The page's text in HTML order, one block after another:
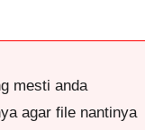
mesti anda
agar file nantinya